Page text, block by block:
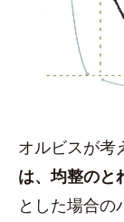
オルビスが考
は、均整のと
とした場合の